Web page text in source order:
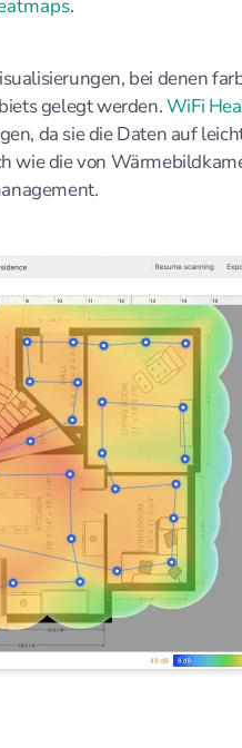
.
bei denen
gelegt werden.WiFi
da sie die Daten auf
wie die von